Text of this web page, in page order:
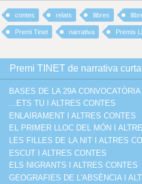
contes relats llibres
Premi Tinet narrativa Premis
Premi TINET de narrativa
BASES DE LA 29A CONVOCATÒRIA
...ETS TU I ALTRES CONTES
ENLAIRAMENT I ALTRES CONTES
EL PRIMER LLOC DEL MÓN I
LES FILLES DE LA NIT I ALTRES
ESCUT I ALTRES CONTES
ELS NIGRANTS I ALTRES CONTES
GEOGRAFIES DE L'ABSÈNCIA I